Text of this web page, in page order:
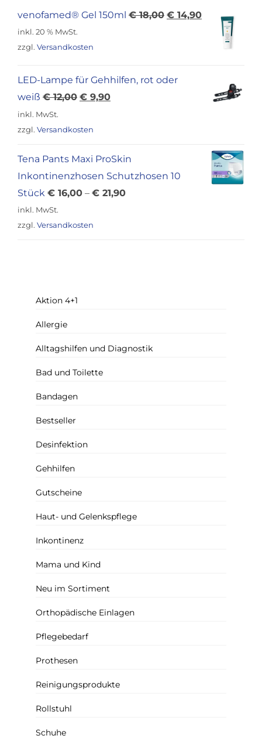
venofamed® Gel 150ml €18,00 Ursprünglicher
€ 14,90Aktueller
Preis
inkl. 20 % MwSt.
zzgl. Versandkosten
LED-Lampe für Gehhilfen, rot oder
weiß €12,00 Ursprünglicher
war:
€ 9,90Aktueller
inkl. MwSt.
zzgl. Versandkosten
Tena Pants Maxi ProSkin
Inkontinenzhosen Schutzhosen 10
Stück € 16,00 – € 21,90
inkl. MwSt.
zzgl. Versandkosten
Aktion 4+1
Allergie
Alltagshilfen und Diagnostik
Bad und Toilette
Bandagen
Bestseller
Desinfektion
Gehhilfen
Gutscheine
Haut- und Gelenkspflege
Inkontinenz
Mama und Kind
Neu im Sortiment
Orthopädische Einlagen
Pflegebedarf
Prothesen
Reinigungsprodukte
Rollstuhl
Schuhe